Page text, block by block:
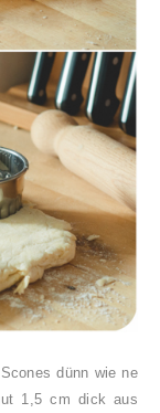
dünn wie ne
1,5 cm dick aus